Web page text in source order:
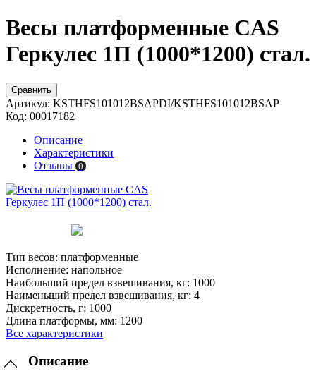
Весы платформенные CAS
Геркулес 1П (1000*1200) стал.
Сравнить
Артикул: KSTHFS101012BSAPDI/KSTHFS101012BSAP
Код: 00017182
Описание
Характеристики
Отзывы 0
Тип весов: платформенные
Исполнение: напольное
Наибольший предел взвешивания, кг: 1000
Наименьший предел взвешивания, кг: 4
Дискретность, г: 1000
Длина платформы, мм: 1200
Все характеристики
Описание